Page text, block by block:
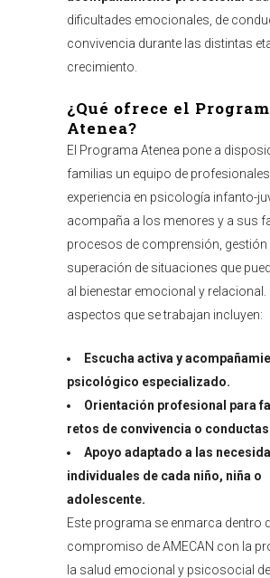
dificultades emocionales, de
convivencia durante las distintas
crecimiento.
¿Qué ofrece el
Atenea?
El Programa Atenea pone a
familias un equipo de
experiencia en psicología infanto-
acompaña a los menores y a sus
procesos de comprensión, gestión
superación de situaciones que
al bienestar emocional y relacional.
aspectos que se trabajan incluyen:
Escucha activa y
psicológico especializado.
Orientación profesional para
retos de convivencia o
Apoyo adaptado a las
individuales de cada niño, niña o
adolescente.
Este programa se enmarca dentro
compromiso de AMECAN con la
la salud emocional y psicosocial